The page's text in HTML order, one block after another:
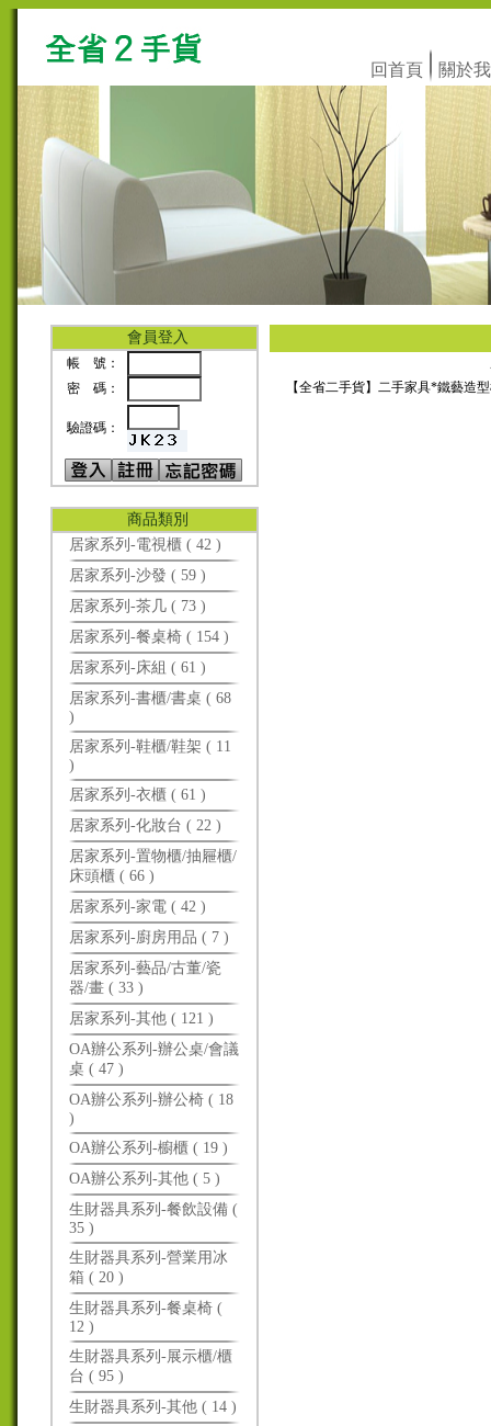
回首頁 關於
會員登入
帳 號：
密 碼：
驗證碼：
商品類別
居家系列-電視櫃 ( 42 )
居家系列-沙發 ( 59 )
居家系列-茶几 ( 73 )
居家系列-餐桌椅 ( 154 )
居家系列-床組 ( 61 )
居家系列-書櫃/書桌 ( 68
)
居家系列-鞋櫃/鞋架 ( 11
)
居家系列-衣櫃 ( 61 )
居家系列-化妝台 ( 22 )
居家系列-置物櫃/抽屜櫃/
床頭櫃 ( 66 )
居家系列-家電 ( 42 )
居家系列-廚房用品 ( 7 )
居家系列-藝品/古董/瓷
器/畫 ( 33 )
居家系列-其他 ( 121 )
OA辦公系列-辦公桌/會議
桌 ( 47 )
OA辦公系列-辦公椅 ( 18
)
OA辦公系列-櫥櫃 ( 19 )
OA辦公系列-其他 ( 5 )
生財器具系列-餐飲設備 (
35 )
生財器具系列-營業用冰
箱 ( 20 )
生財器具系列-餐桌椅 (
12 )
生財器具系列-展示櫃/櫃
台 ( 95 )
生財器具系列-其他 ( 14 )
【全省二手貨】二手家具*鐵藝造